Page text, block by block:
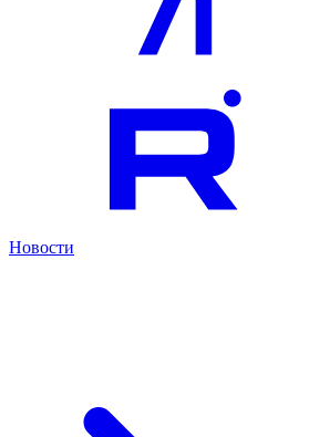
Новости